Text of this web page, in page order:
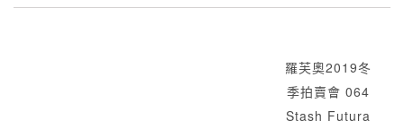
羅芙奧2019冬
季拍賣會 064
Stash Futura